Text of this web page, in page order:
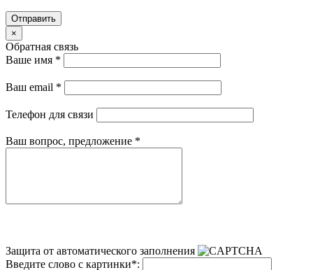
Отправить
×
Обратная связь
Ваше имя *
Ваш email *
Телефон для связи
Ваш вопрос, предложение *
Защита от автоматического заполнения
Введите слово с картинки*: